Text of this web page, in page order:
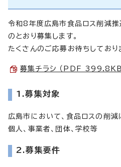
令和8年度広島市食品ロス削減推
のとおり募集します。
たくさんのご応募お待ちしており
募集チラシ （PDF 399.8KB
1.募集対象
広島市において、食品ロスの削
個人、事業者、団体、学校等
2.募集要件